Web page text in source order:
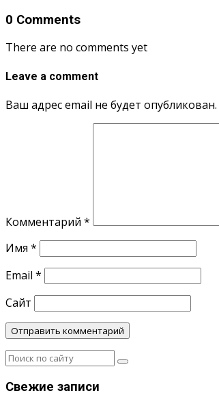
0 Comments
There are no comments yet
Leave a comment
Ваш адрес email не будет опубликован.
Комментарий *
Имя *
Email *
Сайт
Свежие записи